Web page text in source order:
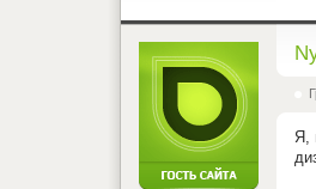
Я,